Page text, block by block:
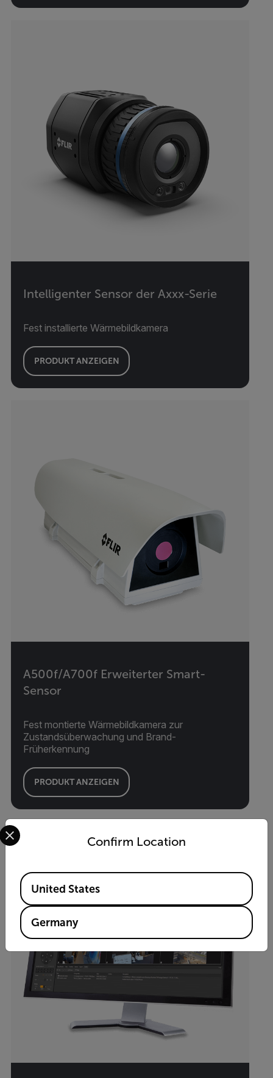
Intelligenter Sensor der Axxx-Serie
Fest installierte Wärmebildkamera
PRODUKT ANZEIGEN
A500f/A700f Erweiterter Smart-
Sensor
Fest montierte Wärmebildkamera zur
Zustandsüberwachung und Brand-
Früherkennung
PRODUKT ANZEIGEN
Confirm Location
Select your preferred country and language from the
Available Locations
United States
Germany